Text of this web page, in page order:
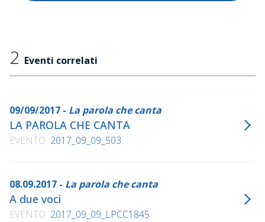
2 Eventi correlati
09/09/2017 - La parola che canta
LA PAROLA CHE CANTA
EVENTO 2017_09_09_503
08.09.2017 - La parola che canta
A due voci
EVENTO 2017_09_09_LPCC1845